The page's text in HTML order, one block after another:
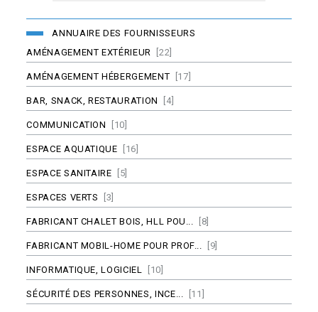
ANNUAIRE DES FOURNISSEURS
AMÉNAGEMENT EXTÉRIEUR [22]
AMÉNAGEMENT HÉBERGEMENT [17]
BAR, SNACK, RESTAURATION [4]
COMMUNICATION [10]
ESPACE AQUATIQUE [16]
ESPACE SANITAIRE [5]
ESPACES VERTS [3]
FABRICANT CHALET BOIS, HLL POU... [8]
FABRICANT MOBIL-HOME POUR PROF... [9]
INFORMATIQUE, LOGICIEL [10]
SÉCURITÉ DES PERSONNES, INCE... [11]